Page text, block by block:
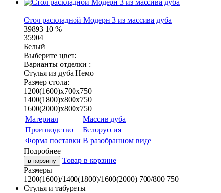
Стол раскладной Модерн 3 из массива дуба
39893 10 %
35904
Белый
Выберите цвет:
Варианты отделки :
Стулья из дуба Немо
Размер стола:
1200(1600)х700х750
1400(1800)х800х750
1600(2000)х800х750
Материал
Массив дуба
Производство
Белоруссия
Форма поставки В разобранном виде
Подробнее
в корзину
Товар в корзине
Размеры
1200(1600)/1400(1800)/1600(2000) 700/800 750
Стулья и табуреты